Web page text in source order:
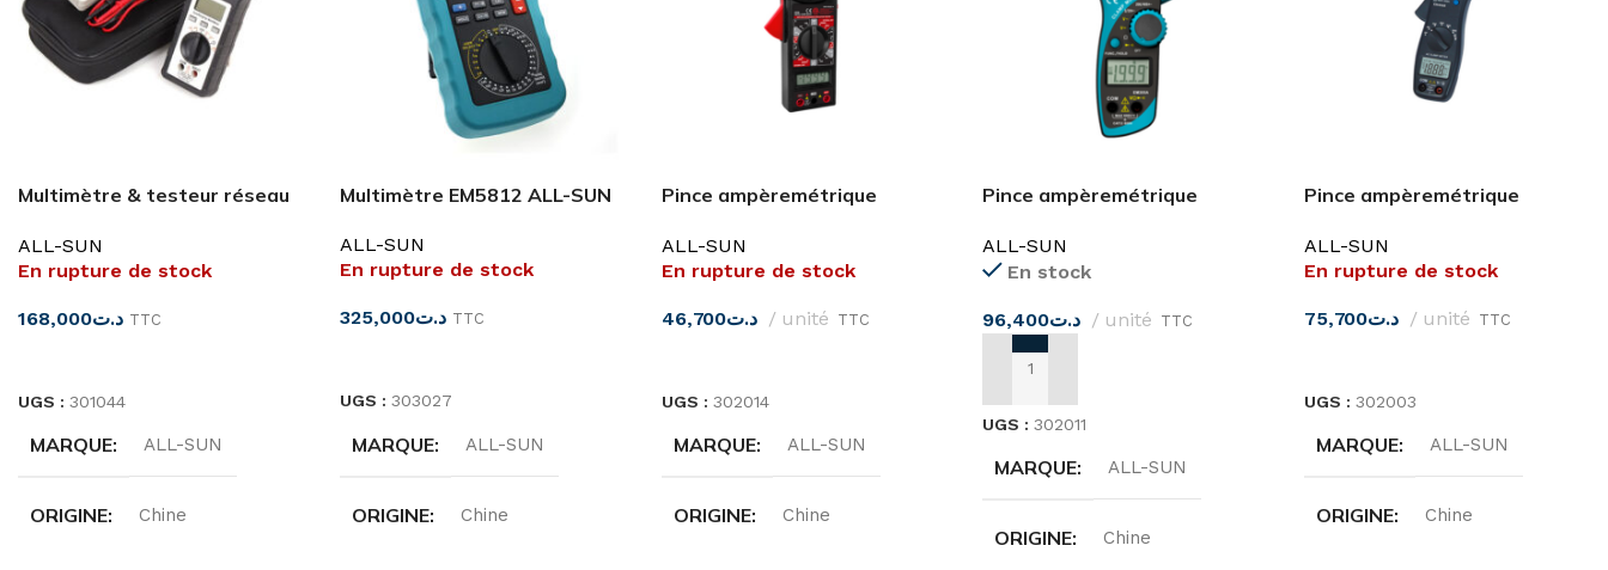
Multimètre & testeur réseau
ALL-SUN
En rupture de stock
د.ت168,000 TTC
UGS : 301044
MARQUE ALL-SUN
ORIGINE Chine
Multimètre EM5812 ALL-SUN
ALL-SUN
En rupture de stock
د.ت325,000 TTC
UGS : 303027
MARQUE ALL-SUN
ORIGINE Chine
Pince ampèremétrique
SUN
ALL-SUN
En rupture de stock
د.ت46,700 unité TTC
UGS : 302014
MARQUE ALL-SUN
ORIGINE Chine
Pince ampèremétrique
SUN
ALL-SUN
En stock
د.ت96,400 unité TTC
AJOUTER AU PANIER
UGS :302011
MARQUE ALL-SUN
ORIGINE Chine
Pince ampèremétrique
SUN
ALL-SUN
En rupture de stock
د.ت75,700 unité TTC
UGS :302003
MARQUE ALL-SUN
ORIGINE Chine